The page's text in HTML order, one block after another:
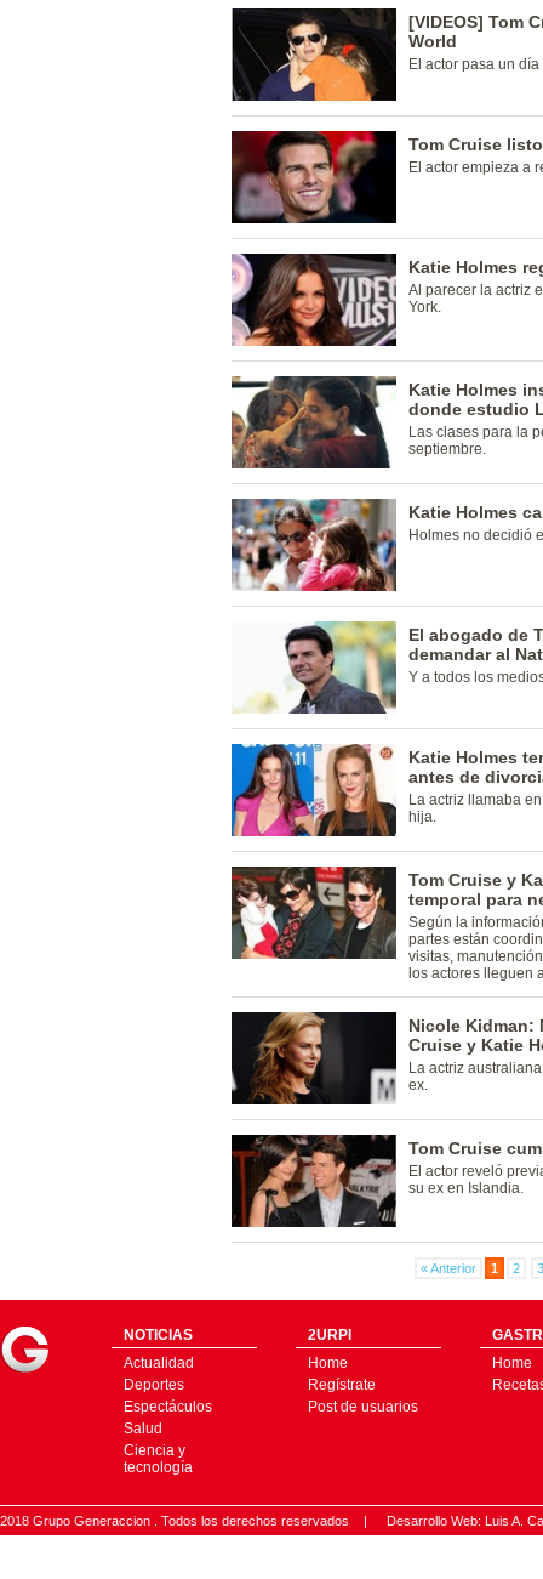
[VIDEOS] Tom
World
El actor pasa un
Tom Cruise
El actor empieza a
Katie Holmes
Al parecer la actriz
York.
Katie Holmes
donde estudio
Las clases para la
septiembre.
Katie Holmes
Holmes no decidió
El abogado de
demandar al
Y a todos los
Katie Holmes
antes de
La actriz llamaba
hija.
Tom Cruise y
temporal para
Según la
partes están
visitas,
los actores lleguen
Nicole Kidman:
Cruise y Katie
La actriz
ex.
Tom Cruise
El actor reveló
su ex en Islandia.
« Anterior 1 2 3
NOTICIAS
Actualidad
Deportes
Espectáculos
Salud
Ciencia y
tecnología
2URPI
Home
Regístrate
Post de usuarios
Home
2018 Grupo Generaccion . Todos los derechos reservados | Desarrollo Web: Luis